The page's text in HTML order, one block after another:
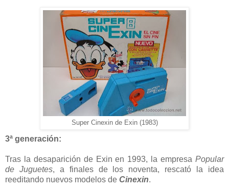
Super Cinexin de Exin (1983)
3ª generación:
Tras la desaparición de Exin en 1993, la empresa Popular
de Juguetes, a finales de los noventa, rescató la idea
reeditando nuevos modelos de Cinexin.